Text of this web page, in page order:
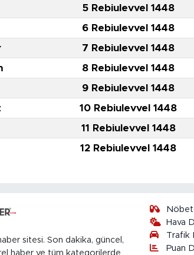
5 Rebiulevvel 1448
6 Rebiulevvel 1448
7 Rebiulevvel 1448
8 Rebiulevvel 1448
9 Rebiulevvel 1448
10 Rebiulevvel 1448
11 Rebiulevvel 1448
12 Rebiulevvel 1448
sitesi. Son dakika, güncel,
haber ve tüm kategorilerde
Hava
Trafik
Puan